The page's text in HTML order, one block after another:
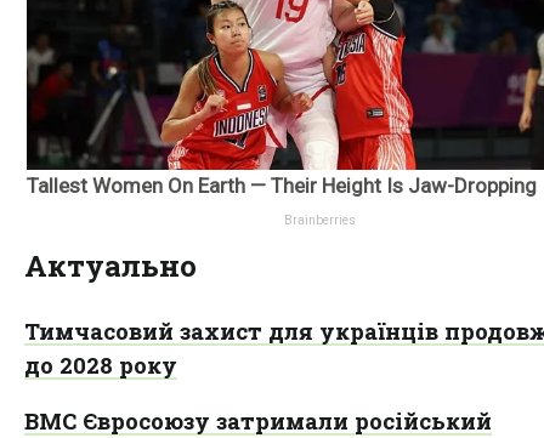
Актуально
Тимчасовий захист для українців
до 2028 року
ВМС Євросоюзу затримали російський